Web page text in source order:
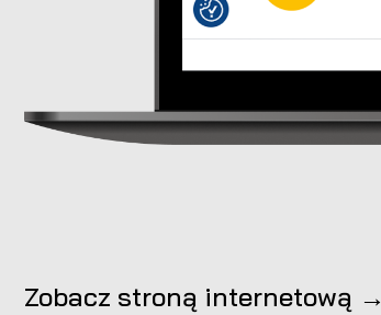
Zobacz stroną internetową →